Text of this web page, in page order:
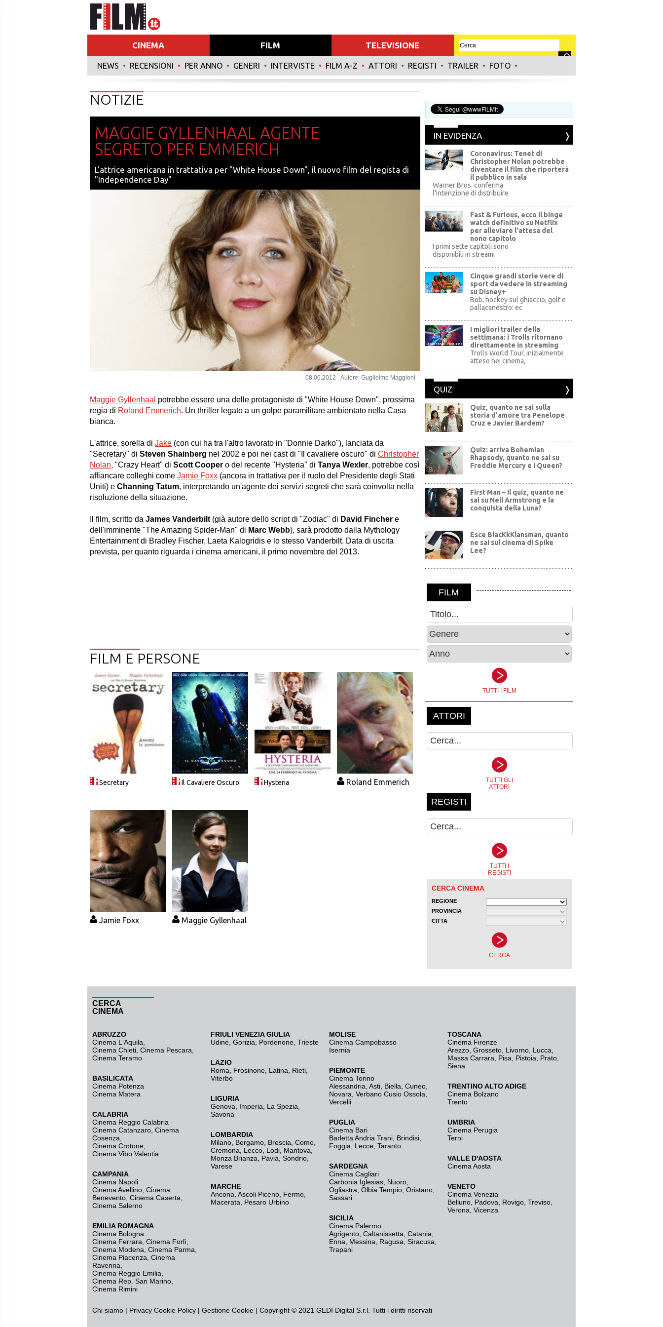
CINEMA FILM TELEVISIONE
NEWS • RECENSIONI • PER ANNO • GENERI • INTERVISTE • FILM A-Z • ATTORI • REGISTI • TRAILER • FOTO •
NOTIZIE
MAGGIE GYLLENHAAL AGENTE
SEGRETO PER EMMERICH
L'attrice americana in trattativa per "White House Down", il nuovo film del regista di
"Independence Day"
08.06.2012 - Autore: Guglielmo Maggioni
Maggie Gyllenhaal potrebbe essere una delle protagoniste di "White House Down", prossima
regia di Roland Emmerich. Un thriller legato a un golpe paramilitare ambientato nella Casa
bianca.
L'attrice, sorella di Jake (con cui ha tra l'altro lavorato in "Donnie Darko"), lanciata da
"Secretary" di Steven Shainberg nel 2002 e poi nei cast di " Il cavaliere oscuro" di Christopher
Nolan, "Crazy Heart" di Scott Cooper o del recente "Hysteria" di Tanya Wexler, potrebbe così
affiancare colleghi come Jamie Foxx (ancora in trattativa per il ruolo del Presidente degli Stati
Uniti) e Channing Tatum, interpretando un'agente dei servizi segreti che sarà coinvolta nella
risoluzione della situazione.
Il film, scritto da James Vanderbilt (già autore dello script di "Zodiac" di David Fincher e
dell'imminente "The Amazing Spider-Man" di Marc Webb), sarà prodotto dalla Mythology
Entertainment di Bradley Fischer, Laeta Kalogridis e lo stesso Vanderbilt. Data di uscita
prevista, per quanto riguarda i cinema americani, il primo novembre del 2013.
FILM E PERSONE
Secretary Il Cavaliere Oscuro Hysteria Roland Emmerich
Jamie Foxx Maggie Gyllenhaal
IN EVIDENZA
WB
Coronavirus: Tenet di
Christopher Nolan potrebbe
diventare il film che riporterà
il pubblico in sala
Warner Bros. conferma
l'intenzione di distribuire
Fast & Furious, ecco il binge
watch definitivo su Netflix
per alleviare l'attesa del
nono capitolo
I primi sette capitoli sono
disponibili in streami
Disney+
Cinque grandi storie vere di
sport da vedere in streaming
su DIsney+
Bob, hockey sul ghiaccio, golf e
pallacanestro: ec
Universal Pictures
I migliori trailer della
settimana: i Trolls ritornano
direttamente in streaming
Trolls World Tour, inizialmente
atteso nei cinema,
QUIZ
Quiz, quanto ne sai sulla
storia d'amore tra Penelope
Cruz e Javier Bardem?
Quiz: arriva Bohemian
Rhapsody, quanto ne sai su
Freddie Mercury e i Queen?
First Man – Il quiz, quanto ne
sai su Neil Armstrong e la
conquista della Luna?
Esce BlacKkKlansman, quanto
ne sai sul cinema di Spike
Lee?
CERCA
CINEMA
ABRUZZO
Cinema L'Aquila
Cinema Chieti, Cinema Pescara,
Cinema Teramo
BASILICATA
Cinema Potenza
Cinema Matera
CALABRIA
Cinema Reggio Calabria
Cinema Catanzaro Cinema
Cosenza
Cinema Crotone
Cinema Vibo Valentia
CAMPANIA
Cinema Napoli
Cinema Avellino Cinema
Benevento Cinema Caserta
Cinema Salerno
EMILIA ROMAGNA
Cinema Bologna
Cinema Ferrara Cinema Forlì
Cinema Modena Cinema Parma
Cinema Piacenza Cinema
Ravenna
Cinema Reggio Emilia
Cinema Rep. San Marino
Cinema Rimini
FRIULI VENEZIA GIULIA
Udine Gorizia Pordenone Trieste
LAZIO
Roma
Frosinone Latina Rieti
Viterbo
LIGURIA
Genova
Imperia La Spezia
Savona
LOMBARDIA
Milano Bergamo Brescia, Como
Cremona
Lecco Lodi Mantova
Monza Brianza
Pavia Sondrio
Varese
MARCHE
Ancona Ascoli Piceno Fermo
Macerata
Pesaro Urbino
MOLISE
Cinema Campobasso
Isernia
PIEMONTE
Cinema Torino
Alessandria Asti Biella Cuneo
Novara Verbano Cusio Ossola
Vercelli
PUGLIA
Cinema Bari
Barletta Andria Trani Brindisi
Foggia
Lecce Taranto
SARDEGNA
Cinema Cagliari
Carbonia Iglesias Nuoro
Ogliastra Olbia Tempio Oristano
Sassari
SICILIA
Cinema Palermo
Agrigento Caltanissetta Catania
Enna
Messina Ragusa Siracusa
Trapani
TOSCANA
Cinema Firenze
Arezzo Grosseto Livorno Lucca
Massa Carrara
Pisa Pistoia Prato
Siena
TRENTINO ALTO ADIGE
Cinema Bolzano
Trento
UMBRIA
Cinema Perugia
Terni
VALLE D'AOSTA
Cinema Aosta
VENETO
Cinema Venezia
Belluno Padova Rovigo Treviso
Verona Vicenza
Chi siamo | Privacy Cookie Policy | Gestione Cookie | Copyright © 2021 GEDI Digital S.r.l. Tutti i diritti riservati